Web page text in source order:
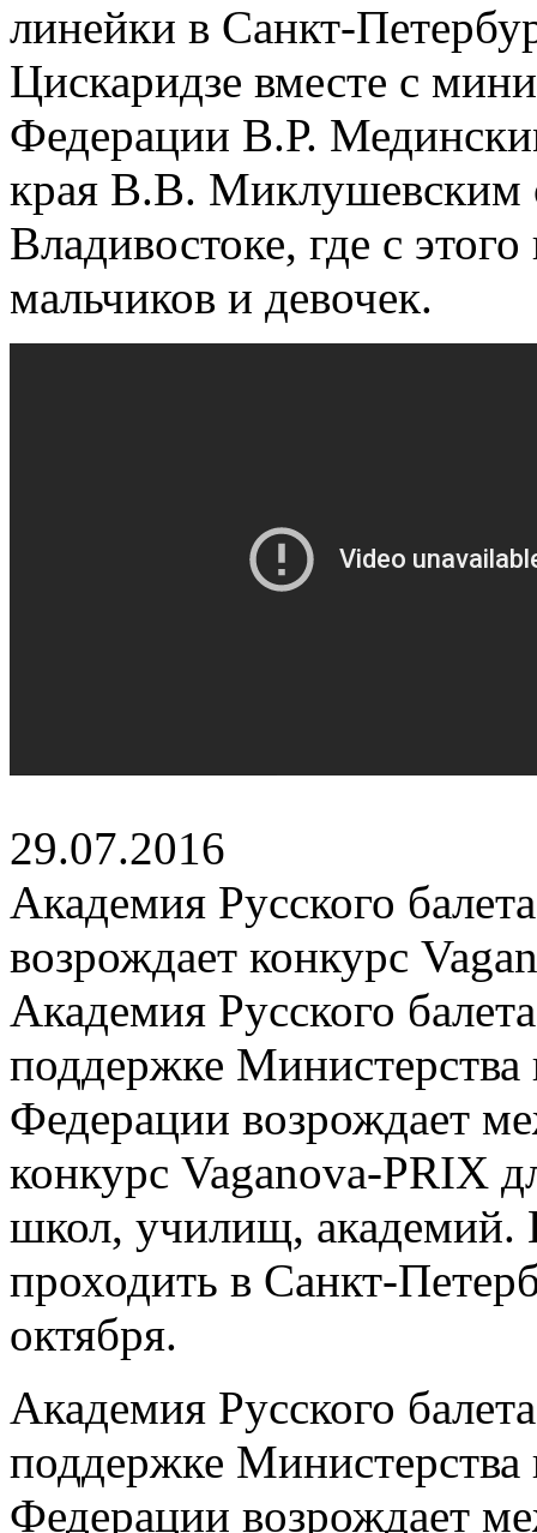
линейки в Санкт-
Цискаридзе вместе с
Федерации В.Р.
края В.В. Миклушевским
Владивостоке, где с
мальчиков и девочек.
29.07.2016
Академия Русского
возрождает конкурс
Академия Русского
поддержке Министерства
Федерации возрождает
конкурс Vaganova-PRIX
школ, училищ, академий.
проходить в Санкт-
октября.
Академия Русского
поддержке Министерства
Федерации возрождает